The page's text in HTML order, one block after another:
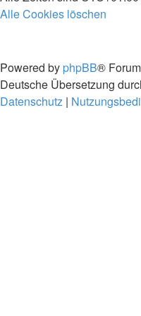
Alle Cookies löschen
Powered by phpBB®
Deutsche Übersetzung
Datenschutz |